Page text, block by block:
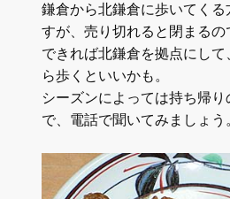
鎌倉から北鎌倉に歩いてくる
すが、売り切れると閉まるの
できれば北鎌倉を拠点にし
ら歩くといいかも。
シーズンによっては持ち帰
で、電話で聞いてみましょう